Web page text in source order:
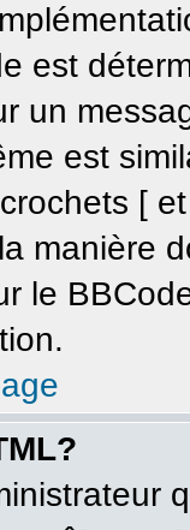
est
un
est
[
manière
le